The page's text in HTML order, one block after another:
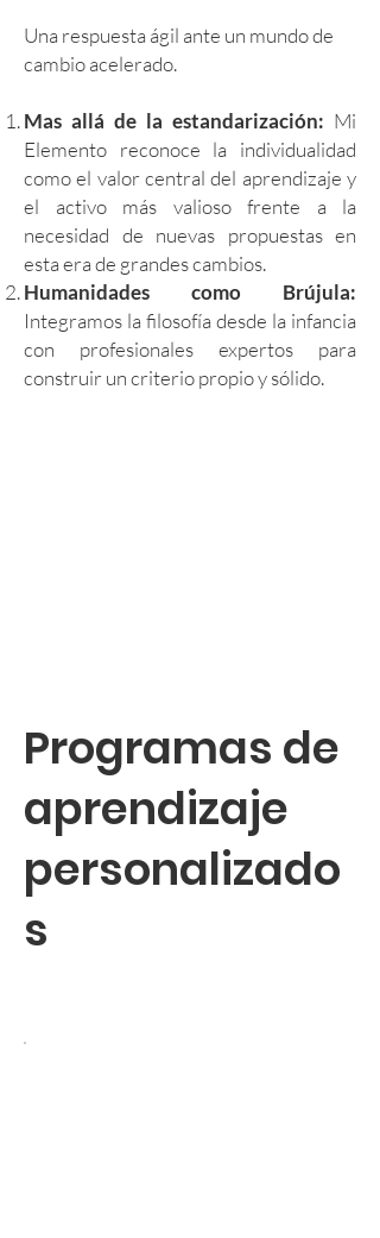
Una respuesta ágil ante un mundo de
cambio acelerado.​
Mas allá de la estandarización: Mi
Elemento reconoce la individualidad
como el valor central del aprendizaje y
el activo más valioso frente a la
necesidad de nuevas propuestas en
esta era de grandes cambios.
Humanidades como Brújula:
Integramos la filosofía desde la infancia
con profesionales expertos para
construir un criterio propio y sólido.
Programas de
aprendizaje
personalizado
s